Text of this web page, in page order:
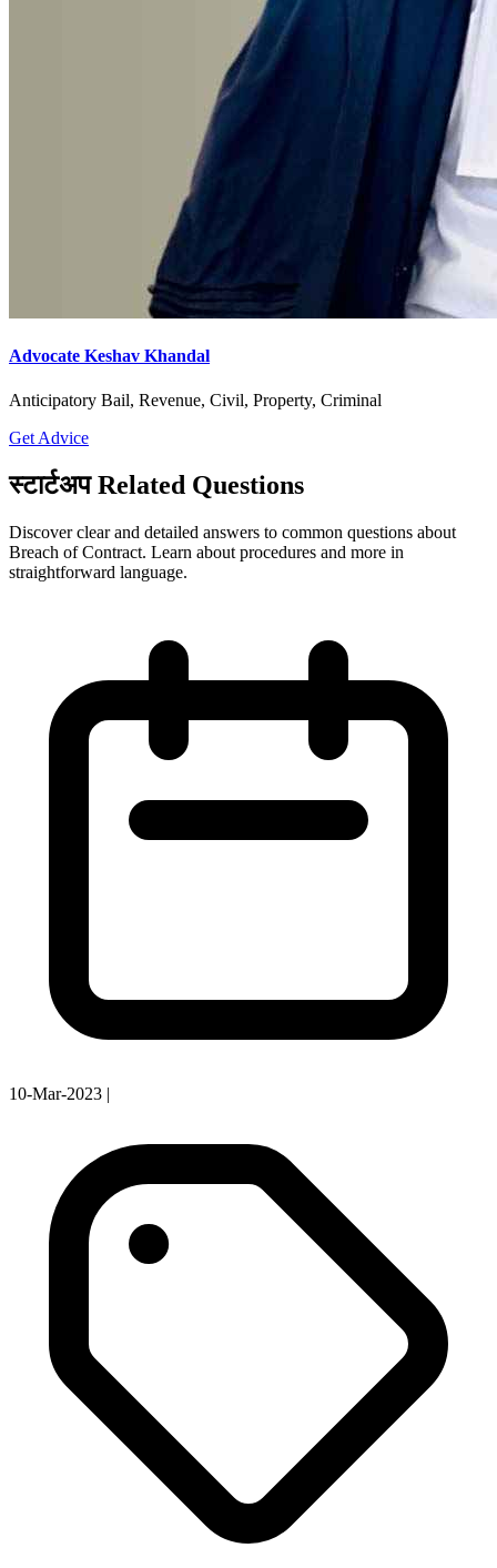
Advocate Keshav Khandal
Anticipatory Bail, Revenue, Civil, Property, Criminal
Get Advice
स्टार्टअप Related Questions
Discover clear and detailed answers to common questions about
Breach of Contract. Learn about procedures and more in
straightforward language.
10-Mar-2023 |